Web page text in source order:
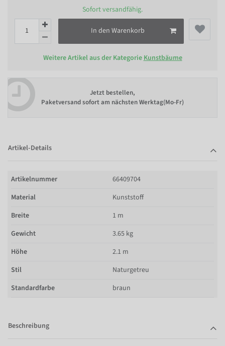
Sofort versandfähig.
In den Warenkorb
Weitere Artikel aus der Kategorie Kunstbäume
Jetzt bestellen,
Paketversand sofort am nächsten Werktag(Mo-Fr)
Artikel-Details
Artikelnummer
66409704
Material
Kunststoff
Breite
1 m
Gewicht
3.65 kg
Höhe
2.1 m
Stil
Naturgetreu
Standardfarbe
braun
Beschreibung